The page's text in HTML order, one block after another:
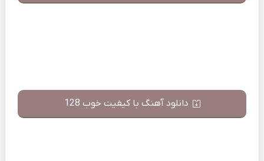
دانلود آهنگ با کیفیت خوب 128